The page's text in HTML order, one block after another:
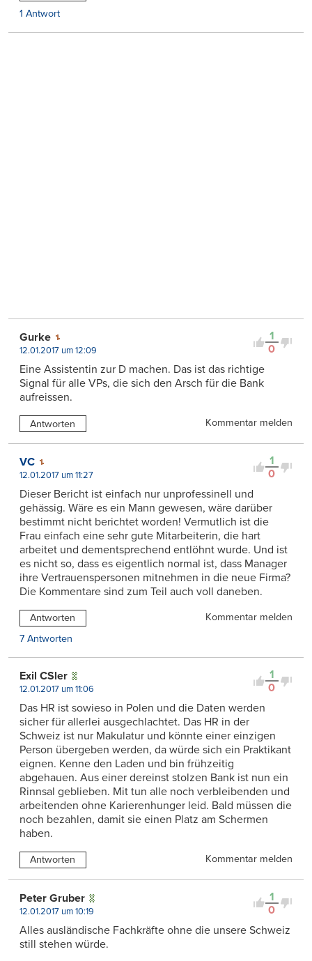
1 Antwort
1
0
Gurke
12.01.2017 um 12:09
Eine Assistentin zur D machen. Das ist das richtige
Signal für alle VPs, die sich den Arsch für die Bank
aufreissen.
Antworten Kommentar melden
1
0
VC
12.01.2017 um 11:27
Dieser Bericht ist einfach nur unprofessinell und
gehässig. Wäre es ein Mann gewesen, wäre darüber
bestimmt nicht berichtet worden! Vermutlich ist die
Frau einfach eine sehr gute Mitarbeiterin, die hart
arbeitet und dementsprechend entlöhnt wurde. Und ist
es nicht so, dass es eigentlich normal ist, dass Manager
ihre Vertrauenspersonen mitnehmen in die neue Firma?
Die Kommentare sind zum Teil auch voll daneben.
Antworten
Kommentar melden
7 Antworten
1
0
Exil CSler
12.01.2017 um 11:06
Das HR ist sowieso in Polen und die Daten werden
sicher für allerlei ausgechlachtet. Das HR in der
Schweiz ist nur Makulatur und könnte einer einzigen
Person übergeben werden, da würde sich ein Praktikant
eignen. Kenne den Laden und bin frühzeitig
abgehauen. Aus einer dereinst stolzen Bank ist nun ein
Rinnsal geblieben. Mit tun alle noch verbleibenden und
arbeitenden ohne Karierenhunger leid. Bald müssen die
noch bezahlen, damit sie einen Platz am Schermen
haben.
Antworten Kommentar melden
1
0
Peter Gruber
12.01.2017 um 10:19
Alles ausländische Fachkräfte ohne die unsere Schweiz
still stehen würde.